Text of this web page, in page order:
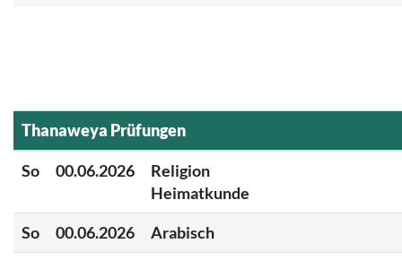
Thanaweya Prüfungen
So 00.06.2026
Religion
Heimatkunde
So
00.06.2026 Arabisch